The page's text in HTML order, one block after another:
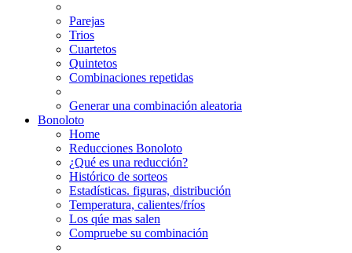
Parejas
Trios
Cuartetos
Quintetos
Combinaciones repetidas
Generar una combinación aleatoria
Bonoloto
Home
Reducciones Bonoloto
¿Qué es una reducción?
Histórico de sorteos
Estadísticas. figuras, distribución
Temperatura, calientes/fríos
Los qúe mas salen
Compruebe su combinación